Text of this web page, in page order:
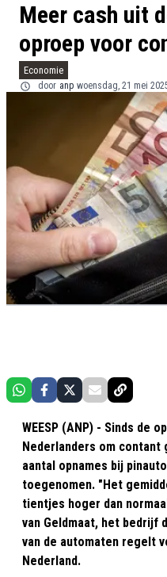
Meer cash uit
oproep voor
Economie
door anp woensdag, 21 mei
WEESP (ANP) - Sinds de
Nederlanders om contant
aantal opnames bij
toegenomen. "Het
tientjes hoger dan
van Geldmaat, het bedrijf
van de automaten regelt
Nederland.